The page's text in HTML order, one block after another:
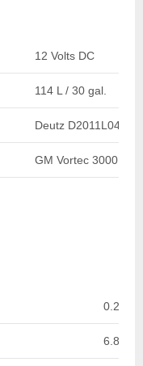
12 Volts DC
114 L / 30 gal.
Deutz D2011L04
GM Vortec 3000
0.2 m /
6.80